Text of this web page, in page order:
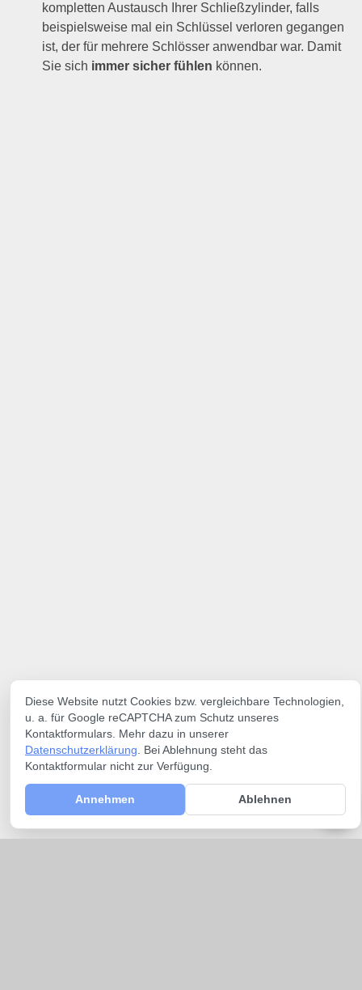
kompletten Austausch Ihrer Schließzylinder, falls
beispielsweise mal ein Schlüssel verloren gegangen
ist, der für mehrere Schlösser anwendbar war. Damit
Sie sich immer sicher fühlen können.
Diese Website nutzt Cookies bzw. vergleichbare Technologien,
u. a. für Google reCAPTCHA zum Schutz unseres
Kontaktformulars. Mehr dazu in unserer
Datenschutzerklärung . Bei Ablehnung steht das
Kontaktformular nicht zur Verfügung.
Annehmen Ablehnen